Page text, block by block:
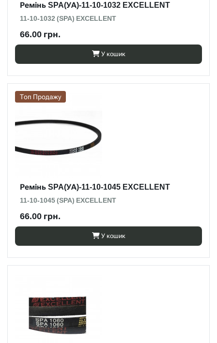
Ремінь SPA(УА)-11-10-1032 EXCELLENT
11-10-1032 (SPA) EXCELLENT
66.00 грн.
У кошик
Топ Продажу
Ремінь SPA(УА)-11-10-1045 EXCELLENT
11-10-1045 (SPA) EXCELLENT
66.00 грн.
У кошик